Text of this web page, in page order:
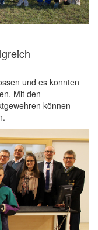
und es konnten
Mit den
können